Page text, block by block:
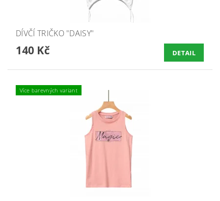
DÍVČÍ TRIČKO "DAISY"
140 Kč DETAIL
Více barevných variant